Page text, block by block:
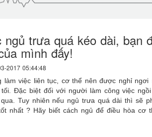
ngủ trưa quá kéo dài, bạn
mình đấy!
2017 05:44:48
làm việc liên tục, cơ thể nên được nghỉ
tối. Đặc biệt đối với người làm công việc
Tuy nhiên nếu ngủ trưa quá dài thì sẽ
nhất ? Hãy biết cách ngủ để điều hòa cơ